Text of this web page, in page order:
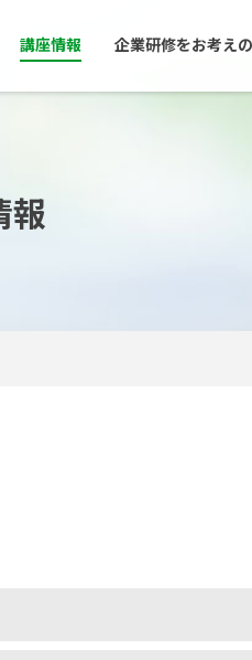
講座情報 企業研修をお考え
報